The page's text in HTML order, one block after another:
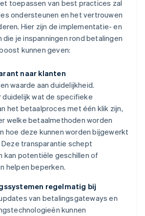
toepassen van best practices zal
ondersteunen en het vertrouwen
Hier zijn de implementatie- en
je inspanningen rond betalingen
kunnen geven:
naar klanten
waarde aan duidelijkheid.
duidelijk wat de specifieke
het betaalproces met één klik zijn,
welke betaalmethoden worden
hoe deze kunnen worden bijgewerkt
transparantie schept
kan potentiële geschillen of
helpen beperken.
regelmatig bij
van betalingsgateways en
kunnen